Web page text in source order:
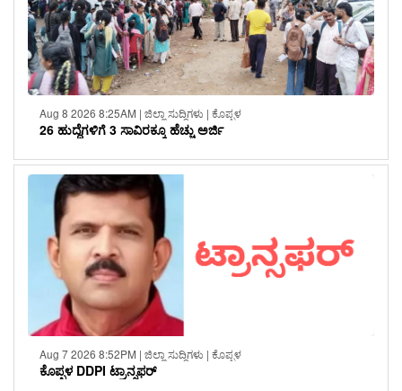
Aug 8 2026 8:25AM | ಜಿಲ್ಲಾ ಸುದ್ದಿಗಳು | ಕೊಪ್ಪಳ
26 ಹುದ್ದೆಗಳಿಗೆ 3 ಸಾವಿರಕ್ಕೂ ಹೆಚ್ಚು ಅರ್ಜಿ
Aug 7 2026 8:52PM | ಜಿಲ್ಲಾ ಸುದ್ದಿಗಳು | ಕೊಪ್ಪಳ
ಕೊಪ್ಪಳ DDPI ಟ್ರಾನ್ಸಫರ್